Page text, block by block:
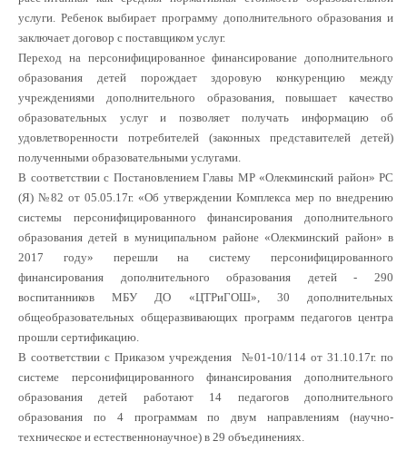
услуги. Ребенок выбирает программу дополнительного образования и
заключает договор с поставщиком услуг.
Переход на персонифицированное финансирование дополнительного
образования детей порождает здоровую конкуренцию между
учреждениями дополнительного образования, повышает качество
образовательных услуг и позволяет получать информацию об
удовлетворенности потребителей (законных представителей детей)
полученными образовательными услугами.
В соответствии с Постановлением Главы МР «Олекминский район» РС
(Я) №82 от 05.05.17г. «Об утверждении Комплекса мер по внедрению
системы персонифицированного финансирования дополнительного
образования детей в муниципальном районе «Олекминский район» в
2017 году» перешли на систему персонифицированного
финансирования дополнительного образования детей - 290
воспитанников МБУ ДО «ЦТРиГОШ», 30 дополнительных
общеобразовательных общеразвивающих программ педагогов центра
прошли сертификацию.
В соответствии с Приказом учреждения №01-10/114 от 31.10.17г. по
системе персонифицированного финансирования дополнительного
образования детей работают 14 педагогов дополнительного
образования по 4 программам по двум направлениям (научно-
техническое и естественнонаучное) в 29 объединениях.